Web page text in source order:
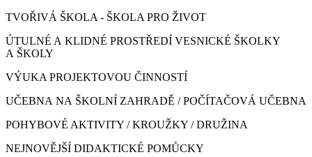
TVOŘIVÁ ŠKOLA - ŠKOLA PRO ŽIVOT
ÚTULNÉ A KLIDNÉ PROSTŘEDÍ VESNICKÉ ŠKOLKY
A ŠKOLY
VÝUKA PROJEKTOVOU ČINNOSTÍ
UČEBNA NA ŠKOLNÍ ZAHRADĚ / POČÍTAČOVÁ UČEBNA
POHYBOVÉ AKTIVITY / KROUŽKY / DRUŽINA
NEJNOVĚJŠÍ DIDAKTICKÉ POMŮCKY